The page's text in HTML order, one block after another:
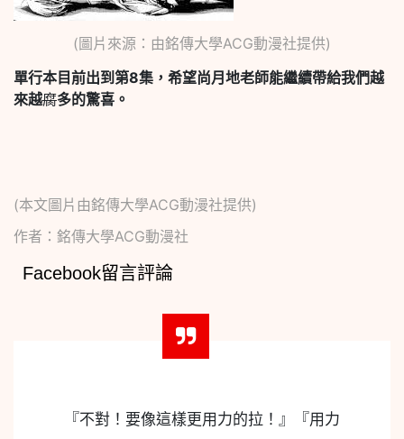
(圖片來源：由銘傳大學ACG動漫社提供)
單行本目前出到第8集，希望尚月地老師能繼續帶給我們越
來越腐多的驚喜。
(本文圖片由銘傳大學ACG動漫社提供)
作者：銘傳大學ACG動漫社
Facebook留言評論
『不對！要像這樣更用力的拉！』『用力